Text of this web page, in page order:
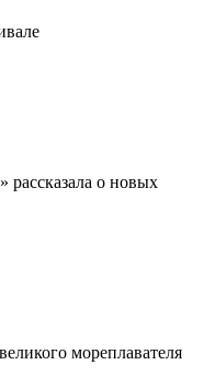
рассказала о новых
мореплавателя